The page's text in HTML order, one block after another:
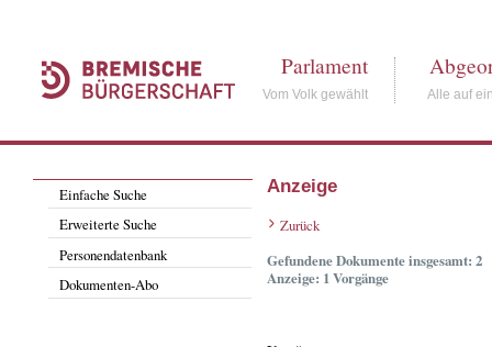
Parlament
Vom Volk gewählt Alle auf
Einfache Suche
Erweiterte Suche
Personendatenbank
Dokumenten-Abo
Anzeige
Zurück
Gefundene Dokumente insgesamt: 2
Anzeige: 1 Vorgänge